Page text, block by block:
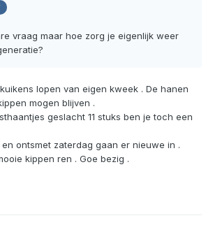
vraag maar hoe zorg je eigenlijk weer
lopen van eigen kweek . De hanen
mogen blijven .
geslacht 11 stuks ben je toch een
ontsmet zaterdag gaan er nieuwe in .
kippen ren . Goe bezig .